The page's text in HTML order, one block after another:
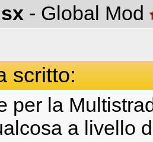
- Global Mod
scritto:
per la
a livello